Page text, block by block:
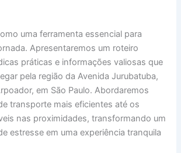
uma ferramenta essencial para
Apresentaremos um roteiro
práticas e informações valiosas que
pela região da Avenida Jurubatuba,
em São Paulo. Abordaremos
transporte mais eficientes até os
nas proximidades, transformando um
estresse em uma experiência tranquila